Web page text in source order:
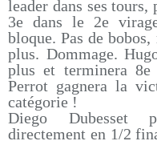
leader dans ses tours,
3e dans le 2e
bloque. Pas de
plus. Dommage.
plus et terminera
Perrot gagnera la
catégorie !
Diego Dubesset
directement en 1/2